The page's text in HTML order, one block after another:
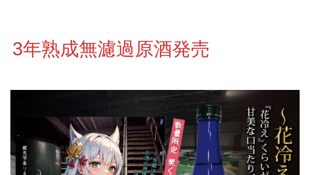
3年熟成無濾過原酒発売